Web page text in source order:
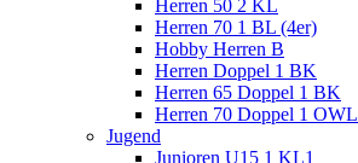
Herren 50 2 KL
Herren 70 1 BL (4er)
Hobby Herren B
Herren Doppel 1 BK
Herren 65 Doppel 1 BK
Herren 70 Doppel 1 OWL
Jugend
Junioren U15 1 KL1